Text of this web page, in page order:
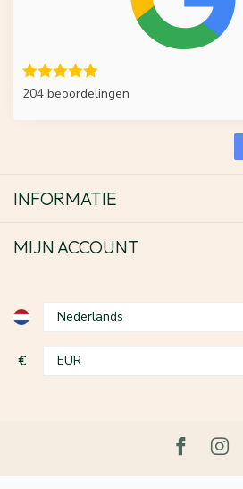
204 beoordelingen
INFORMATIE
MIJN ACCOUNT
€